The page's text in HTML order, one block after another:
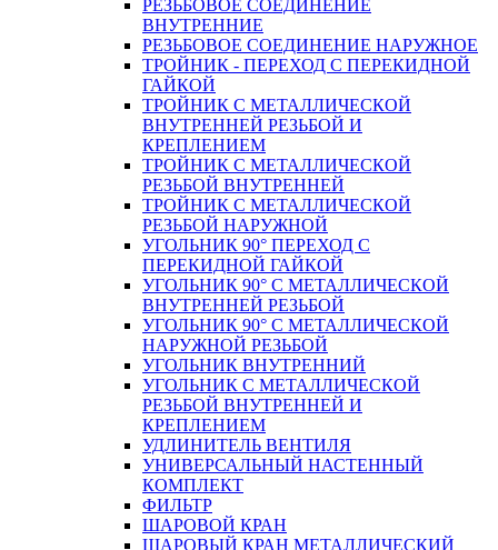
РЕЗЬБОВОЕ СОЕДИНЕНИЕ
ВНУТРЕННИЕ
РЕЗЬБОВОЕ СОЕДИНЕНИЕ НАРУЖНОЕ
ТРОЙНИК - ПЕРЕХОД С ПЕРЕКИДНОЙ
ГАЙКОЙ
ТРОЙНИК С МЕТАЛЛИЧЕСКОЙ
ВНУТРЕННЕЙ РЕЗЬБОЙ И
КРЕПЛЕНИЕМ
ТРОЙНИК С МЕТАЛЛИЧЕСКОЙ
РЕЗЬБОЙ ВНУТРЕННЕЙ
ТРОЙНИК С МЕТАЛЛИЧЕСКОЙ
РЕЗЬБОЙ НАРУЖНОЙ
УГОЛЬНИК 90° ПЕРЕХОД С
ПЕРЕКИДНОЙ ГАЙКОЙ
УГОЛЬНИК 90° С МЕТАЛЛИЧЕСКОЙ
ВНУТРЕННEЙ РЕЗЬБОЙ
УГОЛЬНИК 90° С МЕТАЛЛИЧЕСКОЙ
НАРУЖНОЙ РЕЗЬБОЙ
УГОЛЬНИК ВНУТРЕННИЙ
УГОЛЬНИК С МЕТАЛЛИЧЕСКОЙ
РЕЗЬБОЙ ВНУТРЕННЕЙ И
КРЕПЛЕНИЕМ
УДЛИНИТЕЛЬ ВЕНТИЛЯ
УНИВЕРСАЛЬНЫЙ НАСТЕННЫЙ
КОМПЛЕКТ
ФИЛЬТР
ШАРОВОЙ КРАН
ШАРОВЫЙ КРАН МЕТАЛЛИЧЕСКИЙ